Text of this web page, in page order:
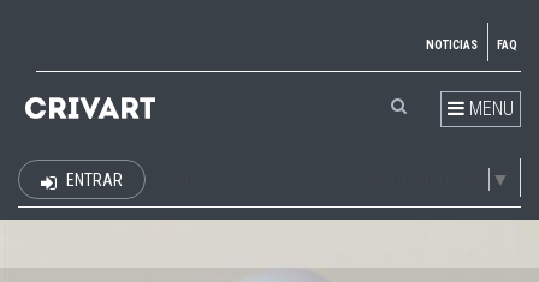
NOTICIAS FAQ
MENU
▼
ENTRAR